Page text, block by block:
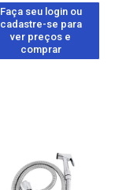
Faça seu login ou
cadastre-se para
ver preços e
comprar